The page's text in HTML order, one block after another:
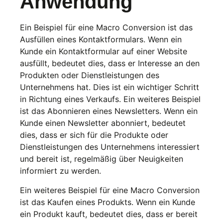
Ein Beispiel für eine Macro Conversion ist das
Ausfüllen eines Kontaktformulars. Wenn ein
Kunde ein Kontaktformular auf einer Website
ausfüllt, bedeutet dies, dass er Interesse an den
Produkten oder Dienstleistungen des
Unternehmens hat. Dies ist ein wichtiger Schritt
in Richtung eines Verkaufs. Ein weiteres Beispiel
ist das Abonnieren eines Newsletters. Wenn ein
Kunde einen Newsletter abonniert, bedeutet
dies, dass er sich für die Produkte oder
Dienstleistungen des Unternehmens interessiert
und bereit ist, regelmäßig über Neuigkeiten
informiert zu werden.
Ein weiteres Beispiel für eine Macro Conversion
ist das Kaufen eines Produkts. Wenn ein Kunde
ein Produkt kauft, bedeutet dies, dass er bereit